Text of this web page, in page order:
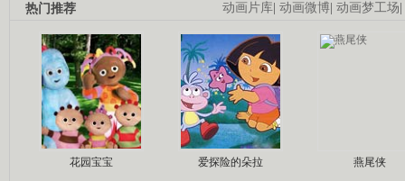
动画片库 动画微博 动画梦工场
热门推荐
花园宝宝 爱探险的朵拉 燕尾侠